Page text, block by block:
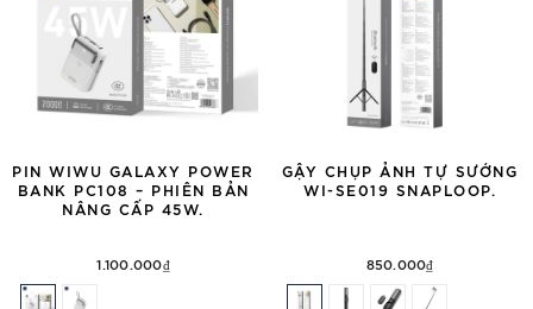
PIN WIWU GALAXY POWER
BANK PC108 – PHIÊN BẢN
NÂNG CẤP 45W.
1.100.000₫
GẬY CHỤP ẢNH TỰ SƯỚNG
WI-SE019 SNAPLOOP.
850.000₫